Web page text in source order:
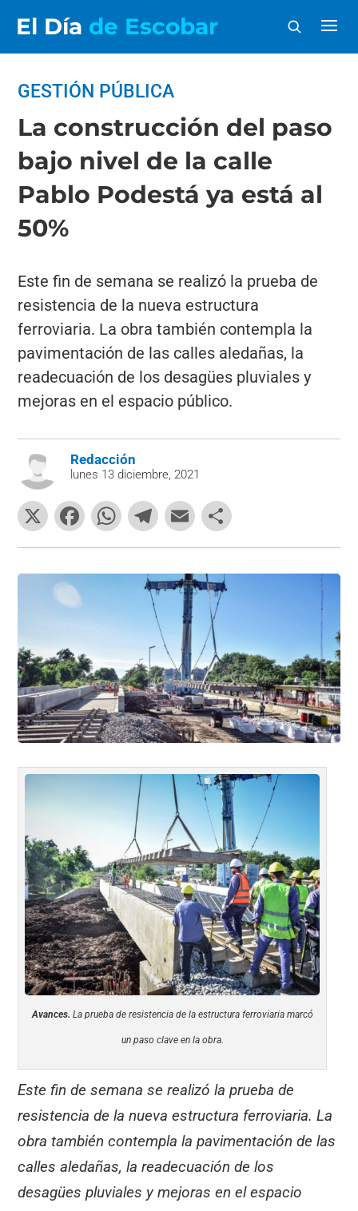
El Día de Escobar
GESTIÓN PÚBLICA
La construcción del paso
bajo nivel de la calle
Pablo Podestá ya está al
50%
Este fin de semana se realizó la prueba de
resistencia de la nueva estructura
ferroviaria. La obra también contempla la
pavimentación de las calles aledañas, la
readecuación de los desagües pluviales y
mejoras en el espacio público.
Redacción
lunes 13 diciembre, 2021
X
F
a
c
b
o
o
k
W
h
at
A
p
p
T
el
e
gr
a
m
E
m
ai
l
o
m
tir
Avances. La prueba de resistencia de la estructura ferroviaria marcó
un paso clave en la obra.
Este fin de semana se realizó la prueba de
resistencia de la nueva estructura ferroviaria. La
obra también contempla la pavimentación de las
calles aledañas, la readecuación de los
desagües pluviales y mejoras en el espacio